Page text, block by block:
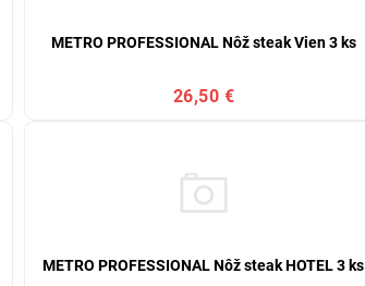
METRO PROFESSIONAL Nôž steak Vien 3 ks
26,50 €
METRO PROFESSIONAL Nôž steak HOTEL 3 ks